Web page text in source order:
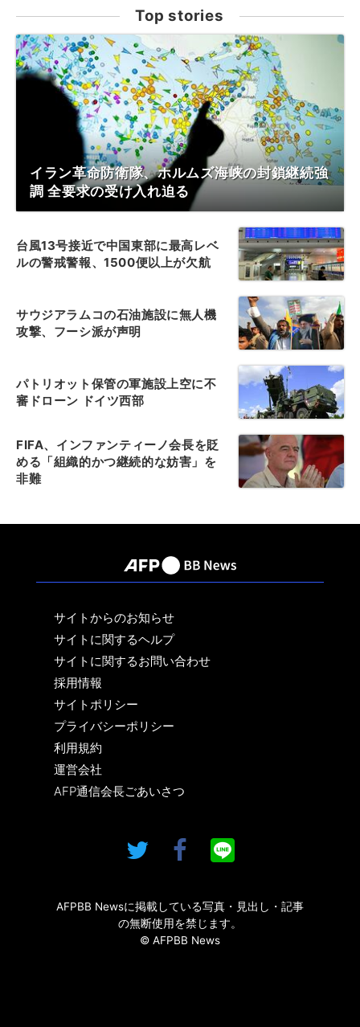
Top stories
イラン革命防衛隊、ホルムズ海峡の封鎖継続強
調 全要求の受け入れ迫る
台風13号接近で中国東部に最高レベ
ルの警戒警報、1500便以上が欠航
サウジアラムコの石油施設に無人機
攻撃、フーシ派が声明
パトリオット保管の軍施設上空に不
審ドローン ドイツ西部
FIFA、インファンティーノ会長を貶
める「組織的かつ継続的な妨害」を
非難
サイトからのお知らせ
サイトに関するヘルプ
サイトに関するお問い合わせ
採用情報
サイトポリシー
プライバシーポリシー
利用規約
運営会社
AFP通信会長ごあいさつ
AFPBB Newsに掲載している写真・見出し・記事
の無断使用を禁じます。
© AFPBB News